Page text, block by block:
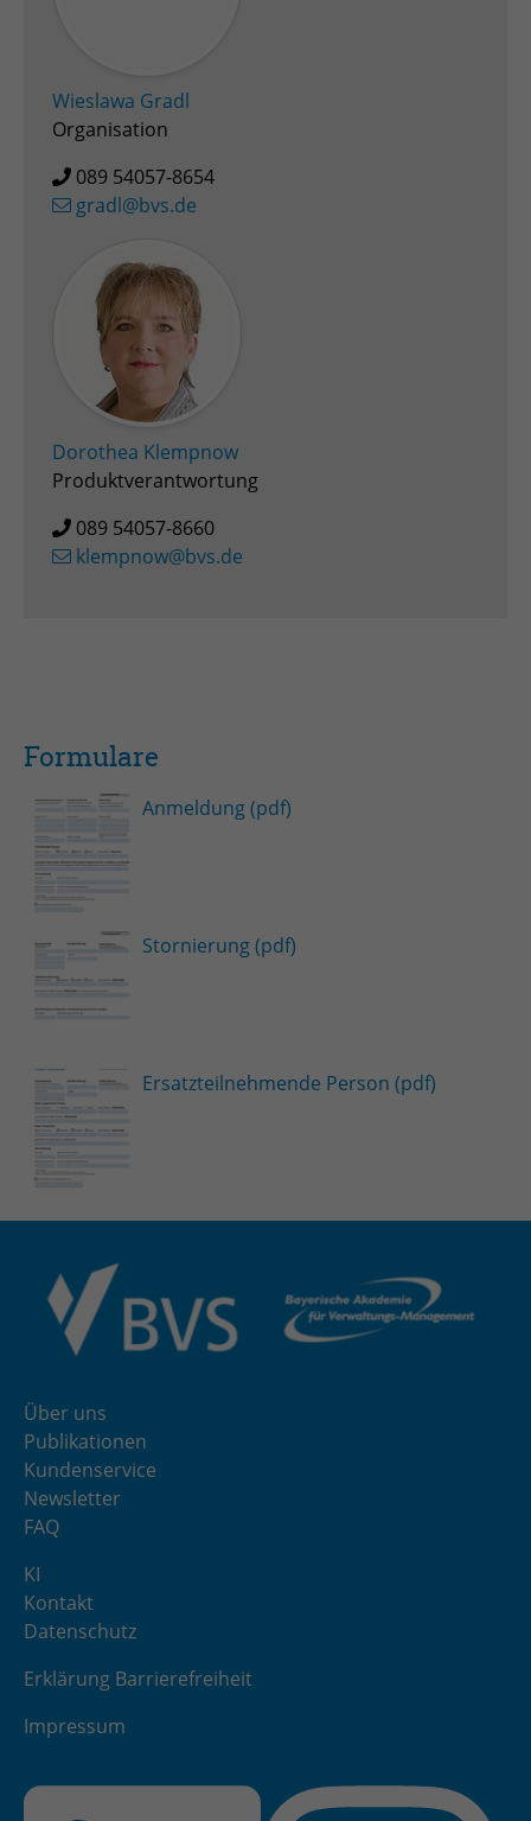
Wieslawa Gradl
Organisation
089 54057-8654
gradl@bvs.de
Dorothea Klempnow
Produktverantwortung
089 54057-8660
klempnow@bvs.de
Formulare
Anmeldung (pdf)
Stornierung (pdf)
Ersatzteilnehmende Person (pdf)
Über uns
Publikationen
Kundenservice
Newsletter
FAQ
KI
Kontakt
Datenschutz
Erklärung Barrierefreiheit
Impressum